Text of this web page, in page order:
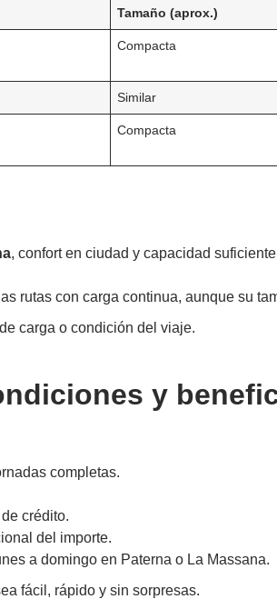
Tamaño (aprox.)
Compacta
Similar
Compacta
, confort en ciudad y capacidad
rutas con carga continua, aunque su
carga o condición del viaje.
y
completas.
crédito.
del importe.
a domingo en Paterna o La Massana.
fácil, rápido y sin sorpresas.